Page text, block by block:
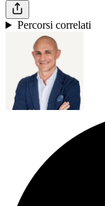
Percorsi correlati